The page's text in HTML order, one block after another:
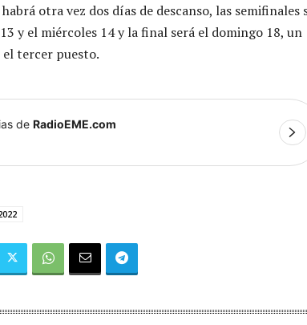
otra vez dos días de descanso, las semifinales
y el miércoles 14 y la final será el domingo 18, un
tercer puesto.
de RadioEME.com